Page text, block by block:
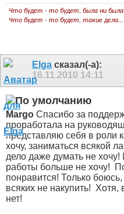
Что будет - то будет, была ни была
Что будет - то будет, такие дела...
Elga сказал(-а):
16.11.2010 14:11
Margo Спасибо за
проработала на
представляю себя в роли
хочу, заниматься всякой
дело даже думать не
работы больше не хочу!
понравится! Только
всяких не накупить! Хотя,
нет!